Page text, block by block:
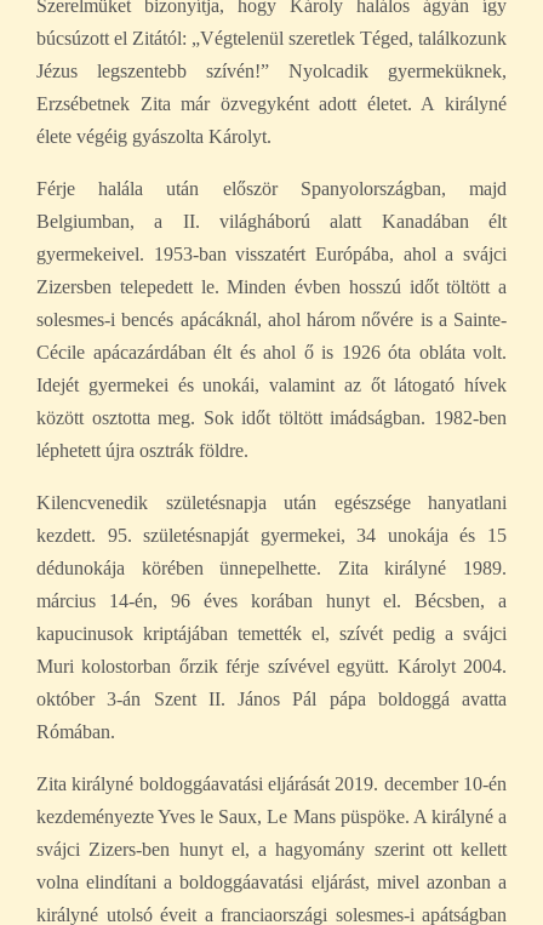
Szerelmüket bizonyítja, hogy Károly halálos ágyán így
búcsúzott el Zitától: „Végtelenül szeretlek Téged, találkozunk
Jézus legszentebb szívén!” Nyolcadik gyermeküknek,
Erzsébetnek Zita már özvegyként adott életet. A királyné
élete végéig gyászolta Károlyt.
Férje halála után először Spanyolországban, majd
Belgiumban, a II. világháború alatt Kanadában élt
gyermekeivel. 1953-ban visszatért Európába, ahol a svájci
Zizersben telepedett le. Minden évben hosszú időt töltött a
solesmes-i bencés apácáknál, ahol három nővére is a Sainte-
Cécile apácazárdában élt és ahol ő is 1926 óta obláta volt.
Idejét gyermekei és unokái, valamint az őt látogató hívek
között osztotta meg. Sok időt töltött imádságban. 1982-ben
léphetett újra osztrák földre.
Kilencvenedik születésnapja után egészsége hanyatlani
kezdett. 95. születésnapját gyermekei, 34 unokája és 15
dédunokája körében ünnepelhette. Zita királyné 1989.
március 14-én, 96 éves korában hunyt el. Bécsben, a
kapucinusok kriptájában temették el, szívét pedig a svájci
Muri kolostorban őrzik férje szívével együtt. Károlyt 2004.
október 3-án Szent II. János Pál pápa boldoggá avatta
Rómában.
Zita királyné boldoggáavatási eljárását 2019. december 10-én
kezdeményezte Yves le Saux, Le Mans püspöke. A királyné a
svájci Zizers-ben hunyt el, a hagyomány szerint ott kellett
volna elindítani a boldoggáavatási eljárást, mivel azonban a
királyné utolsó éveit a franciaországi solesmes-i apátságban